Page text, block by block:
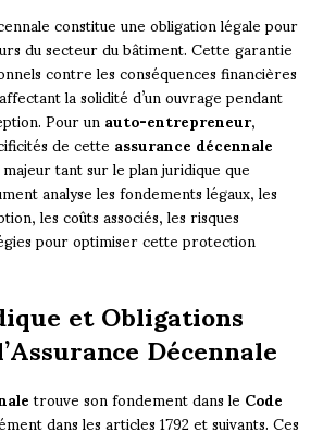
constitue une obligation légale pour
du secteur du bâtiment. Cette garantie
contre les conséquences financières
la solidité d’un ouvrage pendant
Pour unauto-entrepreneur,
de cetteassurance décennale
tant sur le plan juridique que
analyse les fondements légaux, les
les coûts associés, les risques
pour optimiser cette protection
et Obligations
Décennale
trouve son fondement dans leCode
dans les articles 1792 et suivants. Ces